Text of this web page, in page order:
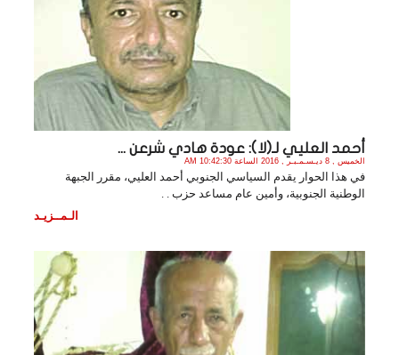
أحمد العليي لـ(لا): عودة هادي شرعن ...
الخميس , 8 ديـسـمـبـر , 2016 الساعة 10:42:30 AM
في هذا الحوار يقدم السياسي الجنوبي أحمد العليي، مقرر الجبهة
الوطنية الجنوبية، وأمين عام مساعد حزب . .
الـمــزيـد